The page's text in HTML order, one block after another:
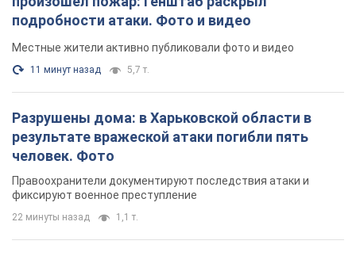
подробности атаки. Фото и видео
Местные жители активно публиковали фото и видео
11 минут назад 5,7 т.
Разрушены дома: в Харьковской области в
результате вражеской атаки погибли пять
человек. Фото
Правоохранители документируют последствия атаки и
фиксируют военное преступление
22 минуты назад 1,1 т.